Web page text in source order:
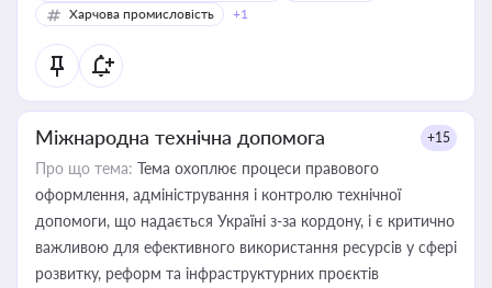
Харчова промисловість +1
Міжнародна технічна допомога +15
Про що тема: Тема охоплює процеси правового
оформлення, адміністрування і контролю технічної
допомоги, що надається Україні з-за кордону, і є критично
важливою для ефективного використання ресурсів у сфері
розвитку, реформ та інфраструктурних проєктів